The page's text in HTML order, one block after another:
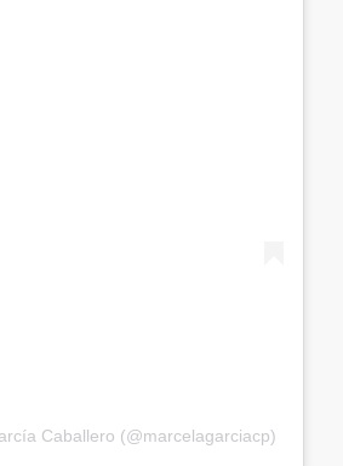
Caballero (@marcelagarciacp)